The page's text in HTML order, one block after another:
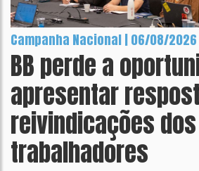
Campanha Nacional | 06/08/2026
BB perde a
apresentar
reivindicações dos
trabalhadores